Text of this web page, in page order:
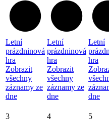
Letní
prázdninová
hra
Zobrazit
všechny
záznamy ze
dne
Letní
prázdninová
hra
Zobrazit
všechny
záznamy ze
dne
Letní
hra
dne
3 4 5